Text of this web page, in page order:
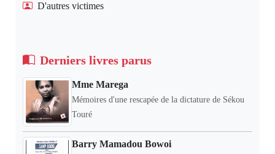
D'autres victimes
Derniers livres parus
Mme Marega
Mémoires d'une rescapée de la dictature de Sékou
Touré
Barry Mamadou Bowoi